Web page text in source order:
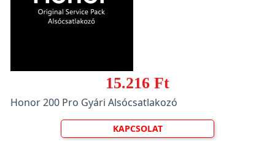
15.216 Ft
Honor 200 Pro Gyári Alsócsatlakozó
KAPCSOLAT